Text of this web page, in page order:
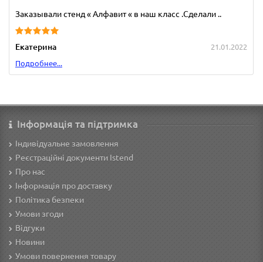
Заказывали стенд « Алфавит « в наш класс .Сделали ..
Екатерина
21.01.2022
Подробнее...
Інформація та підтримка
Індивідуальне замовлення
Реєстраційні документи Istend
Про нас
Інформація про доставку
Політика безпеки
Умови згоди
Відгуки
Новини
Умови повернення товару